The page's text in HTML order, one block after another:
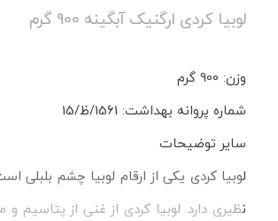
لوبیا کردی ارگنیک آبگینه 900 گرم
وزن: 900 گرم
شماره پروانه بهداشت: 1561/ظ/15
سایر توضیحات
لوبیا کردی یکی از ارقام لوبیا چشم
نظیری دارد. لوبیا کردی از غنی از پتاسیم و